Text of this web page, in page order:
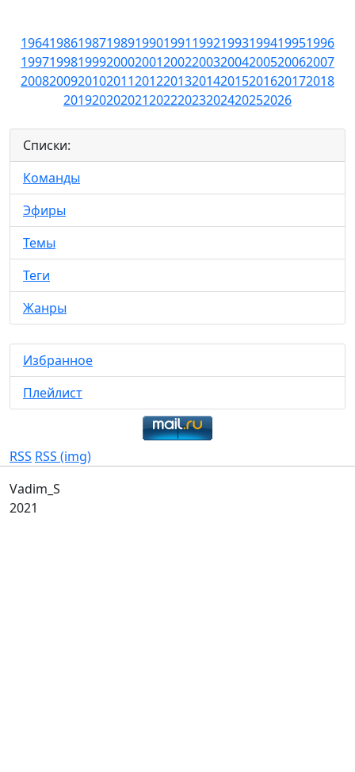
19641986198719891990199119921993199419951996
19971998199920002001200220032004200520062007
20082009201020112012201320142015201620172018
20192020202120222023202420252026
Списки:
Команды
Эфиры
Темы
Теги
Жанры
Избранное
Плейлист
RSS RSS (img)
Vadim_S
2021